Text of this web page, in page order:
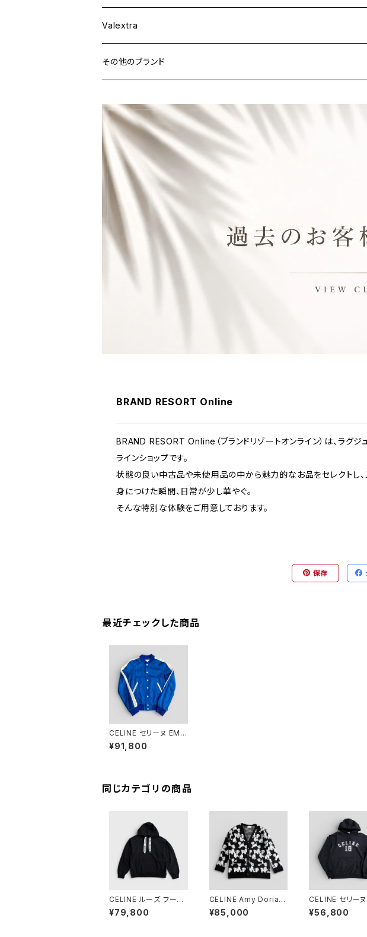
ウェア
Valextra
その他のブランド
財布&小物
ウェア
BRAND RESORT Online
BRAND RESORT Online（ブランドリゾートオンライン）は、ラグ
ラインショップです。
状態の良い中古品や未使用品の中から魅力的なお品をセレクトし、
身につけた瞬間、日常が少し華やぐ。
そんな特別な体験をご用意しております。
保存
最近チェックした商品
CELINE セリーヌ EMB
ROIDERED TEDDY I
N SATIN ELECTRIC
¥91,800
同じカテゴリの商品
CELINE ルーズ フーデ
ィ ブラック XL
¥79,800
CELINE Amy Dorian
Artist Jacquard Car
digan Brushed Cott
¥85,000
CELINE セリー
ーズ フーディ ブラ
XL
¥56,800